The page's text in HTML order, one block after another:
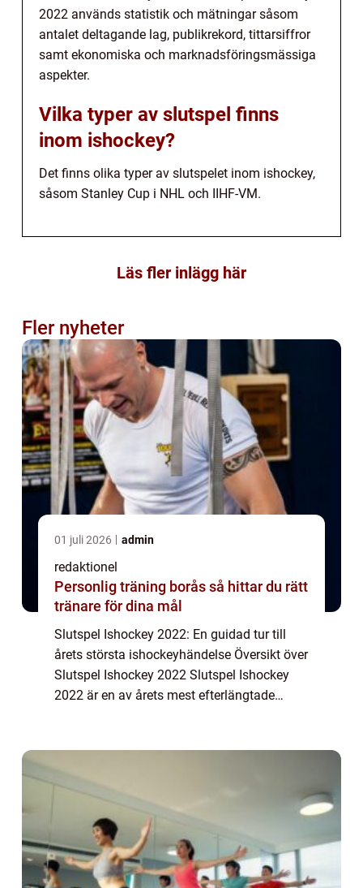
2022 används statistik och mätningar såsom
antalet deltagande lag, publikrekord, tittarsiffror
samt ekonomiska och marknadsföringsmässiga
aspekter.
Vilka typer av slutspel finns
inom ishockey?
Det finns olika typer av slutspelet inom ishockey,
såsom Stanley Cup i NHL och IIHF-VM.
Läs fler inlägg här
Fler nyheter
01 juli 2026 admin
redaktionel
Personlig träning borås så hittar du rätt
tränare för dina mål
Slutspel Ishockey 2022: En guidad tur till
årets största ishockeyhändelse Översikt över
Slutspel Ishockey 2022 Slutspel Ishockey
2022 är en av årets mest efterlängtade